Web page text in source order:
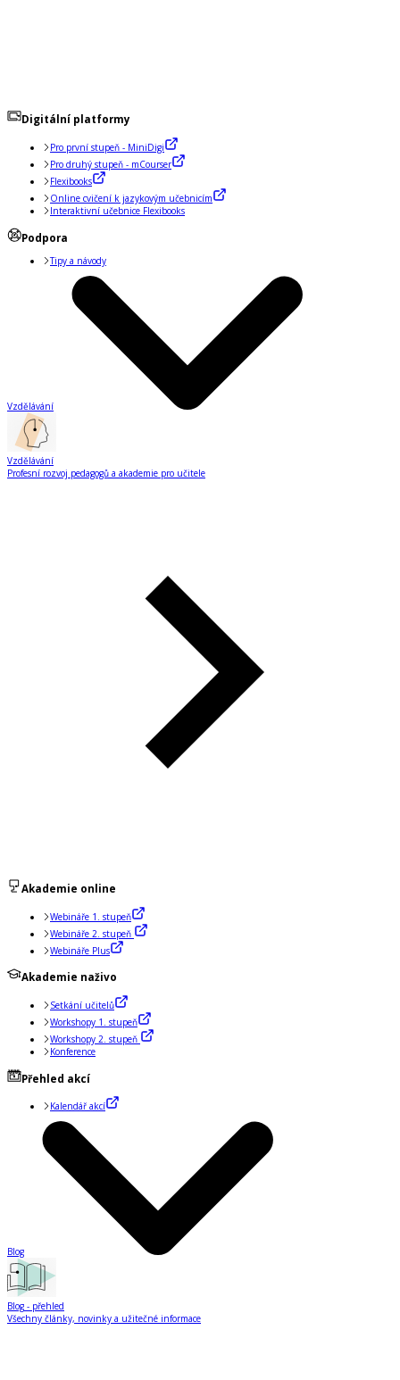
Digitální platformy
Pro první stupeň - MiniDigi
Pro druhý stupeň - mCourser
Flexibooks
Online cvičení k jazykovým učebnicím
Interaktivní učebnice Flexibooks
Podpora
Tipy a návody
Vzdělávání
Vzdělávání
Profesní rozvoj pedagogů a akademie pro učitele
Akademie online
Webináře 1. stupeň
Webináře 2. stupeň
Webináře Plus
Akademie naživo
Setkání učitelů
Workshopy 1. stupeň
Workshopy 2. stupeň
Konference
Přehled akcí
Kalendář akcí
Blog
Blog - přehled
Všechny články, novinky a užitečné informace